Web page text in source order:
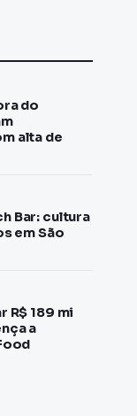
do
alta de
Bar: cultura
em São
R$ 189 mi
a